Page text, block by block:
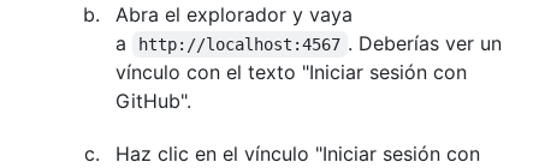
Abra el explorador y vaya
a
http://localhost:4567 . Deberías ver un
vínculo con el texto "Iniciar sesión con
GitHub".
Haz clic en el vínculo "Iniciar sesión con